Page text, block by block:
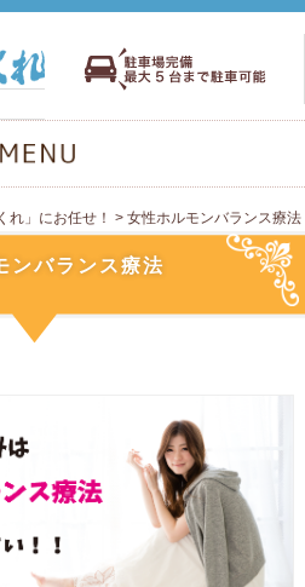
れ」にお任せ！ > 女性ホルモンバランス療法
ンバランス療法